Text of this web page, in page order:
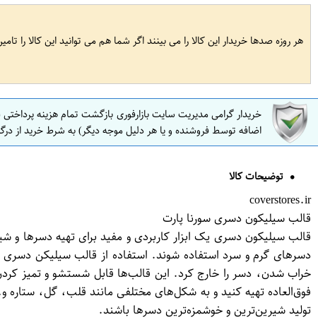
هر روزه صدها خریدار این کالا را می بینند اگر شما هم می توانید این کالا را
خریدار گرامی مدیریت سایت بازارفوری بازگشت تمام هزینه
اضافه توسط فروشنده و یا هر دلیل موجه دیگر) به شرط خرید از
توضیحات کالا
coverstores.ir
قالب سیلیکون دسری سورنا پارت
قالب سیلیکون دسری یک ابزار کاربردی و مفید برای تهیه دسرها و
دسرهای گرم و سرد استفاده شوند. استفاده از قالب سیلیکن دسری
خراب شدن، دسر را خارج کرد. این قالب‌ها قابل شستشو و تمیز
فوق‌العاده تهیه کنید و به شکل‌های مختلفی مانند قلب، گل، ستاره
تولید شیرین‌ترین و خوشمزه‌ترین دسرها باشند.